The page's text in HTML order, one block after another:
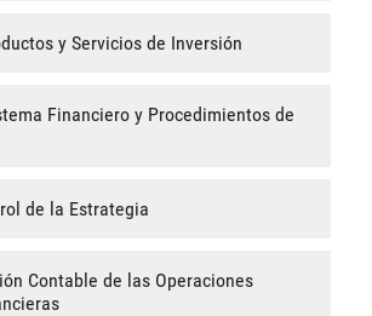
y Servicios de Inversión
Financiero y Procedimientos de
de la Estrategia
Contable de las Operaciones